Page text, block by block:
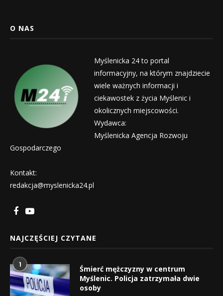
O NAS
Myślenicka 24 to portal
informacyjny, na którym znajdziecie
wiele ważnych informacji i
ciekawostek z życia Myślenic i
okolicznych miejscowości.
Wydawca:
Myślenicka Agencja Rozwoju
Gospodarczego
Kontakt:
redakcja@myslenicka24.pl
NAJCZĘŚCIEJ CZYTANE
1
Śmierć mężczyzny w centrum
Myślenic. Policja zatrzymała dwie
osoby